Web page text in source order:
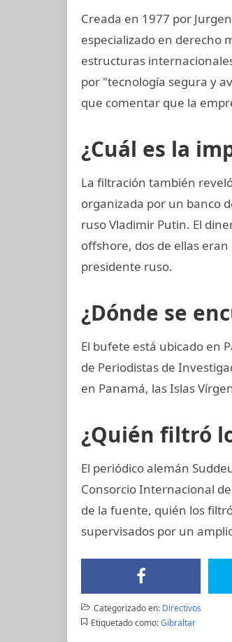
Creada en 1977 por
especializado en derecho
estructuras
por "tecnología segura y
que comentar que la
¿Cuál es la
La filtración también
organizada por un banco
ruso Vladimir Putin. El
offshore, dos de ellas
presidente ruso.
¿Dónde se
El bufete está ubicado en
de Periodistas de
en Panamá, las Islas
¿Quién filtró
El periódico alemán
Consorcio Internacional
de la fuente, quién los
supervisados por un
Categorizado en: Directivos
Etiquetado como: Gibraltar